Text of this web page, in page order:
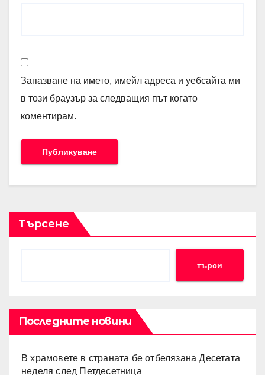
Запазване на името, имейл адреса и уебсайта ми
в този браузър за следващия път когато
коментирам.
Търсене
търси
Последните новини
В храмовете в страната бе отбелязана Десетата
неделя след Петдесетница